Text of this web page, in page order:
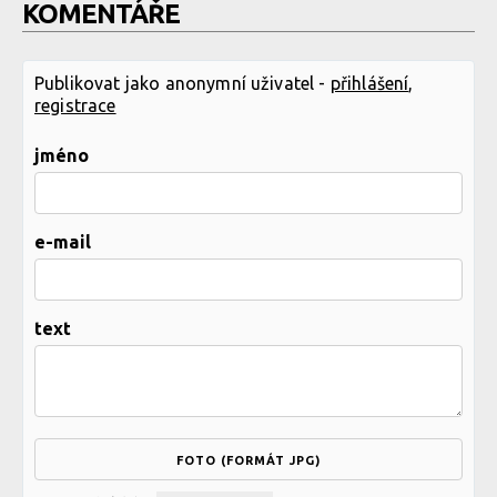
KOMENTÁŘE
Publikovat jako anonymní uživatel - přihlášení
registrace
jméno
e-mail
text
FOTO (FORMÁT JPG)